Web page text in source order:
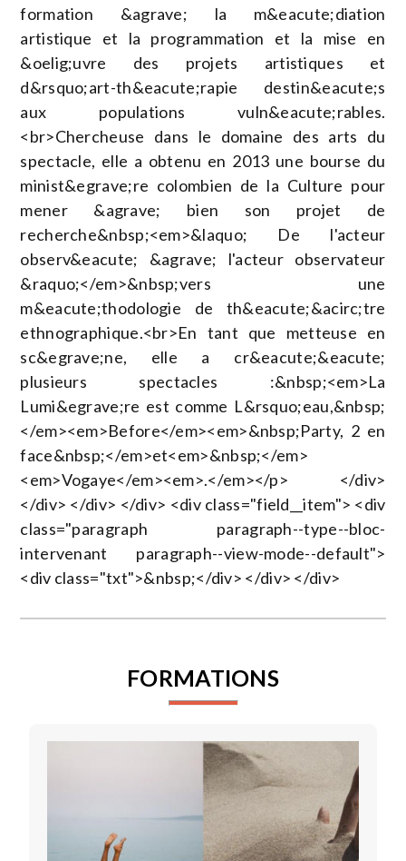
formation &agrave; la m&eacute;diation
artistique et la programmation et la mise en
&oelig;uvre des projets artistiques et
d&rsquo;art-th&eacute;rapie destin&eacute;s
aux populations vuln&eacute;rables.
<br>Chercheuse dans le domaine des arts du
spectacle, elle a obtenu en 2013 une bourse du
minist&egrave;re colombien de la Culture pour
mener &agrave; bien son projet de
recherche&nbsp;<em>&laquo; De l'acteur
observ&eacute; &agrave; l'acteur observateur
&raquo;</em>&nbsp;vers une
m&eacute;thodologie de th&eacute;&acirc;tre
ethnographique.<br>En tant que metteuse en
sc&egrave;ne, elle a cr&eacute;&eacute;
plusieurs spectacles :&nbsp;<em>La
Lumi&egrave;re est comme L&rsquo;eau,&nbsp;
</em><em>Before</em><em>&nbsp;Party, 2 en
face&nbsp;</em>et<em>&nbsp;</em>
<em>Vogaye</em><em>.</em></p> </div>
</div> </div> </div> <div class="field__item"> <div
class="paragraph paragraph--type--bloc-
intervenant paragraph--view-mode--default">
<div class="txt">&nbsp;</div> </div> </div>
FORMATIONS